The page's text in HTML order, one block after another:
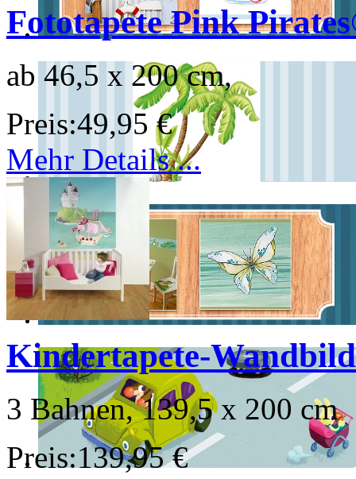
Fototapete Pink
ab 46,5 x 200 cm,
Preis:49,95 €
Mehr Details ...
Kindertapete-
3 Bahnen, 139,5 x 200 cm
Preis:139,95 €